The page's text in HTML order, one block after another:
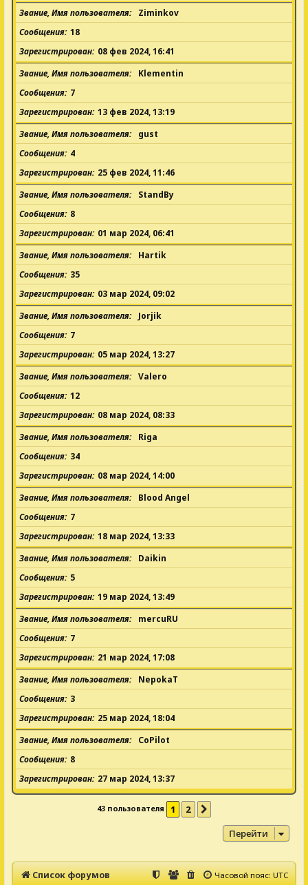
Звание, Имя пользователя
Ziminkov
Сообщения 18
Зарегистрирован 08 фев 2024, 16:41
Звание, Имя пользователя
Klementin
Сообщения 7
Зарегистрирован 13 фев 2024, 13:19
Звание, Имя пользователя
gust
Сообщения 4
Зарегистрирован 25 фев 2024, 11:46
Звание, Имя пользователя
StandBy
Сообщения 8
Зарегистрирован 01 мар 2024, 06:41
Звание, Имя пользователя
Hartik
Сообщения 35
Зарегистрирован 03 мар 2024, 09:02
Звание, Имя пользователя
Jorjik
Сообщения 7
Зарегистрирован 05 мар 2024, 13:27
Звание, Имя пользователя
Valero
Сообщения 12
Зарегистрирован 08 мар 2024, 08:33
Звание, Имя пользователя
Riga
Сообщения 34
Зарегистрирован 08 мар 2024, 14:00
Звание, Имя пользователя
Blood Angel
Сообщения 7
Зарегистрирован 18 мар 2024, 13:33
Звание, Имя пользователя
Daikin
Сообщения 5
Зарегистрирован 19 мар 2024, 13:49
Звание, Имя пользователя
mercuRU
Сообщения 7
Зарегистрирован 21 мар 2024, 17:08
Звание, Имя пользователя
NepokaT
Сообщения 3
Зарегистрирован 25 мар 2024, 18:04
Звание, Имя пользователя
CoPilot
Сообщения 8
Зарегистрирован 27 мар 2024, 13:37
43 пользователя 1 2
Перейти
Список форумов Часовой пояс:UTC